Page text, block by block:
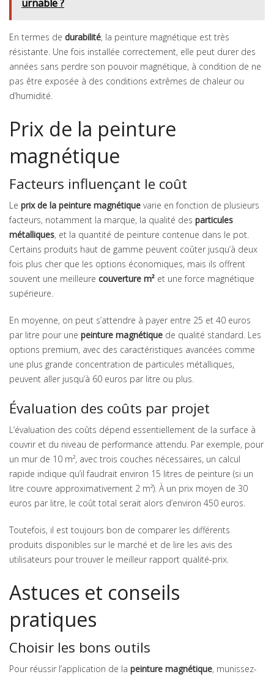
urnable ?
En termes de durabilité, la peinture magnétique est très
résistante. Une fois installée correctement, elle peut durer des
années sans perdre son pouvoir magnétique, à condition de ne
pas être exposée à des conditions extrêmes de chaleur ou
d’humidité.
Prix de la peinture
magnétique
Facteurs influençant le coût
Le prix de la peinture magnétique varie en fonction de plusieurs
facteurs, notamment la marque, la qualité des particules
métalliques, et la quantité de peinture contenue dans le pot.
Certains produits haut de gamme peuvent coûter jusqu’à deux
fois plus cher que les options économiques, mais ils offrent
souvent une meilleure couverture m² et une force magnétique
supérieure.
En moyenne, on peut s’attendre à payer entre 25 et 40 euros
par litre pour une peinture magnétique de qualité standard. Les
options premium, avec des caractéristiques avancées comme
une plus grande concentration de particules métalliques,
peuvent aller jusqu’à 60 euros par litre ou plus.
Évaluation des coûts par projet
L’évaluation des coûts dépend essentiellement de la surface à
couvrir et du niveau de performance attendu. Par exemple, pour
un mur de 10 m², avec trois couches nécessaires, un calcul
rapide indique qu’il faudrait environ 15 litres de peinture (si un
litre couvre approximativement 2 m²). À un prix moyen de 30
euros par litre, le coût total serait alors d’environ 450 euros.
Toutefois, il est toujours bon de comparer les différents
produits disponibles sur le marché et de lire les avis des
utilisateurs pour trouver le meilleur rapport qualité-prix.
Astuces et conseils
pratiques
Choisir les bons outils
Pour réussir l’application de la peinture magnétique, munissez-